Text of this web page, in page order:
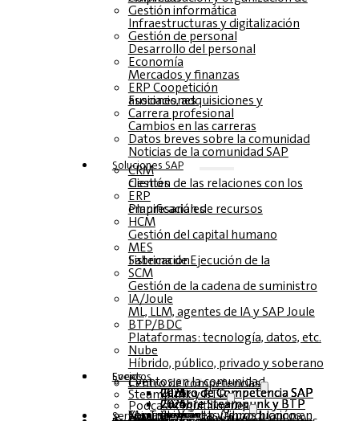
Gestión informática
Infraestructuras y digitalización
Gestión de personal
Desarrollo del personal
Economía
Mercados y finanzas
ERP Coopetición
Fusiones, adquisiciones y asociaciones
Carrera profesional
Cambios en las carreras
Datos breves sobre la comunidad
Noticias de la comunidad SAP
Soluciones‎‎ SAP
CRM
Gestión de las relaciones con los clientes
ERP
Planificación de recursos empresariales
HCM
Gestión del capital humano
MES
Sistema de Ejecución de la Fabricación
SCM
Gestión de la cadena de suministro
IA/Joule
ML, LLM, agentes de IA y SAP Joule
BTP/BDC
Plataformas: tecnología, datos, etc.
Nube
Híbrido, público, privado y soberano
Socios
Eventos
Eventos en la comunidad
Centro de competencias
Centro de Competencia SAP 2026
Centro de Competencia SAP 2025
Centro de Competencia SAP 2024
Centro de Competencia SAP 2023
Steampunk y BTP
Cumbre Steampunk y BTP 2026
Cumbre Steampunk y BTP 2025,
Cumbre Steampunk y BTP 2024
Podcasts multilingües
alemán
inglés
español
francés
Mesas redondas (reproducción en YouTube)
Seminarios web y libros blancos
Servicio